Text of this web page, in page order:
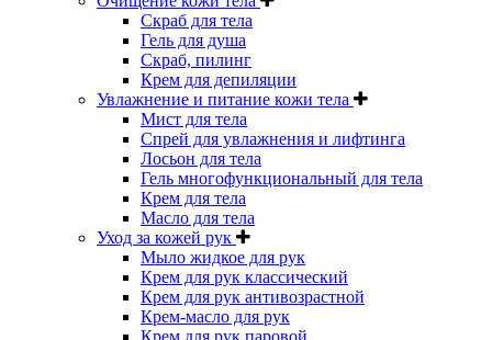
Скраб для тела
Гель для душа
Скраб, пилинг
Крем для депиляции
Увлажнение и питание кожи тела
Мист для тела
Спрей для увлажнения и лифтинга
Лосьон для тела
Гель многофункциональный для тела
Крем для тела
Масло для тела
Уход за кожей рук
Мыло жидкое для рук
Крем для рук классический
Крем для рук антивозрастной
Крем-масло для рук
Крем для рук паровой